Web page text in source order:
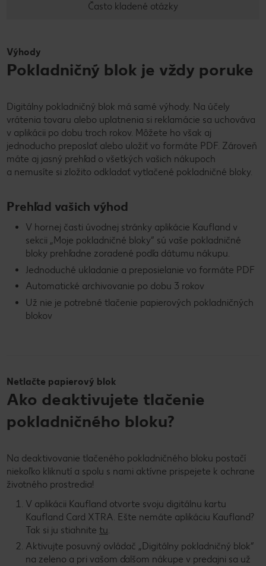
Často kladené otázky
Výhody
Pokladničný blok je vždy poruke
Digitálny pokladničný blok má samé výhody. Na účely
vrátenia tovaru alebo uplatnenia si reklamácie sa uchováva
v aplikácii po dobu troch rokov. Môžete ho však aj
jednoducho preposlať alebo uložiť vo formáte PDF. Zároveň
máte aj jasný prehľad o všetkých vašich nákupoch
a nemusíte si zložito odkladať vytlačené pokladničné bloky.
Prehľad vašich výhod
V hornej časti úvodnej stránky aplikácie Kaufland v
sekcii „Moje pokladničné bloky“ sú vaše pokladničné
bloky prehľadne zoradené podľa dátumu nákupu.
Jednoduché ukladanie a preposielanie vo formáte PDF
Automatické archivovanie po dobu 3 rokov
Už nie je potrebné tlačenie papierových pokladničných
blokov
Netlačte papierový blok
Ako deaktivujete tlačenie
pokladničného bloku?
Na deaktivovanie tlačeného pokladničného bloku postačí
niekoľko kliknutí a spolu s nami aktívne prispejete k ochrane
životného prostredia!
V aplikácii Kaufland otvorte svoju digitálnu kartu
Kaufland Card XTRA. Ešte nemáte aplikáciu Kaufland?
Tak si ju stiahnite tu.
Aktivujte posuvný ovládač „Digitálny pokladničný blok“
na zeleno a pri vašom ďalšom nákupe v predajni sa už